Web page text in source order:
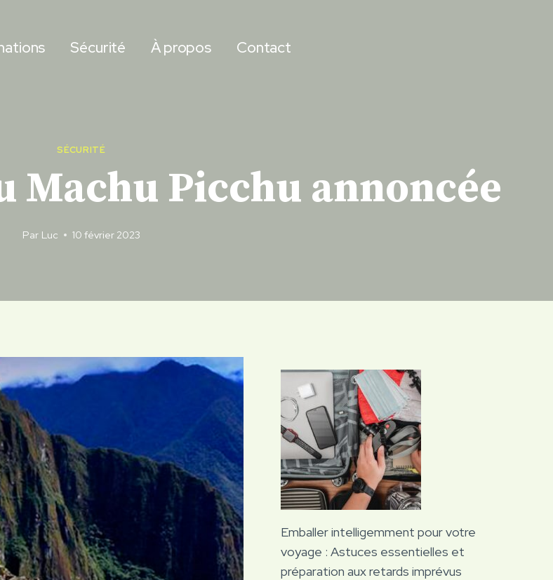
Sécurité À propos Contact
SÉCURITÉ
Machu Picchu annoncée
Par Luc 10 février 2023
Emballer intelligemment pour votre
voyage : Astuces essentielles et
préparation aux retards imprévus